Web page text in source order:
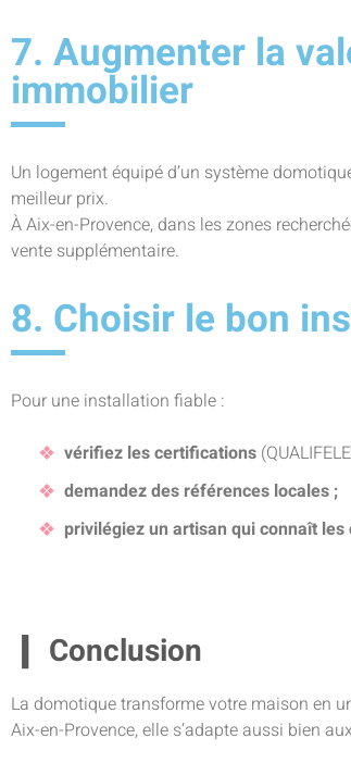
7. Augmenter la
immobilier
Un logement équipé d’un système
meilleur prix.
À Aix-en-Provence, dans les zones
vente supplémentaire.
8. Choisir le bon
Pour une installation fiable :
vérifiez les certifications
demandez des références locales ;
privilégiez un artisan qui connaît
Conclusion
La domotique transforme votre maison en
Aix-en-Provence, elle s’adapte aussi bien aux